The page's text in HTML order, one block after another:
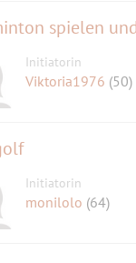
spielen
Initiatorin
Viktoria1976 (50)
Initiatorin
monilolo (64)